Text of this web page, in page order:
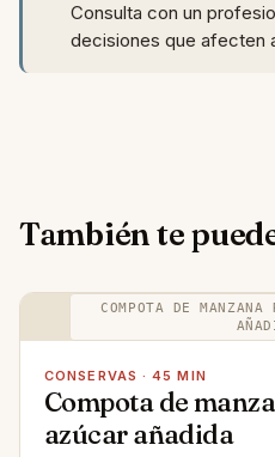
Consulta con un
decisiones que afecten
También te
COMPOTA DE
CONSERVAS · 45 MIN
Compota de
azúcar añadida